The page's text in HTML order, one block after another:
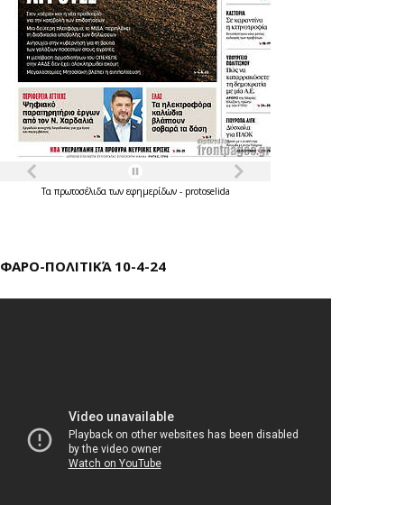
Τα πρωτοσέλιδατων εφημερίδων - protoselida
ΦΑΡΟ-ΠΟΛΙΤΙΚΆ 10-4-24